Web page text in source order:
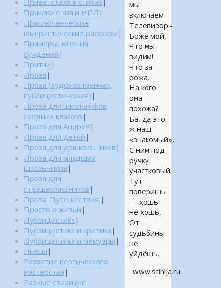
мы
включаем
Телевизор.-
Боже мой,
Что мы
видим!
Что за
рожа,
На кого
она
похожа?
Ба, да это
ж наш
«знакомый»,
С ним под
ручку
участковый…
Тут
поверишь
— хошь
не хошь,
От
судьбины
не
уйдёшь.
www.stihija.ru
Приветствия в стихах
Приключения и НПЛ |
Приключенческие
юмористические рассказы |
Примеры, мнения,
суждения |
Притчи |
Проза |
Проза (художественная,
публицистическая) |
Проза для школьников
средних классов |
Проза для Андрея |
Проза для детей |
Проза для дошкольников |
Проза для младших
школьников |
Проза для
старшеклассников |
Проза. Путешествия. |
Просто о жизни |
Публицистика |
Публицистика и критика |
Публицистика и мемуары |
Пьесы |
Развитие поэтического
мастерства |
Разные стихи (не